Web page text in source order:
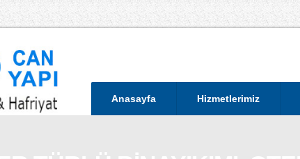
Anasayfa Hizmetlerimiz